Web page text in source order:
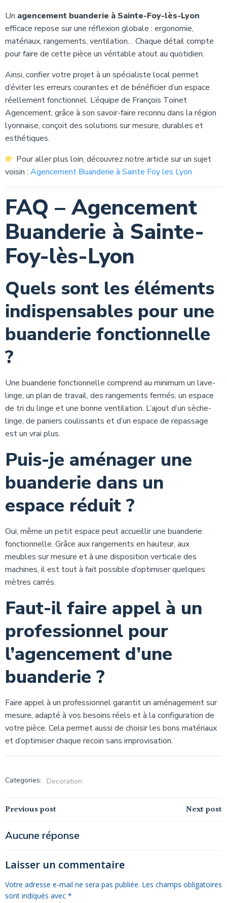
Un agencement buanderie à Sainte-Foy-lès-Lyon
efficace repose sur une réflexion globale : ergonomie,
matériaux, rangements, ventilation… Chaque détail compte
pour faire de cette pièce un véritable atout au quotidien.
Ainsi, confier votre projet à un spécialiste local permet
d’éviter les erreurs courantes et de bénéficier d’un espace
réellement fonctionnel. L’équipe de François Toinet
Agencement, grâce à son savoir-faire reconnu dans la région
lyonnaise, conçoit des solutions sur mesure, durables et
esthétiques.
Pour aller plus loin, découvrez notre article sur un sujet
voisin : Agencement Buanderie à Sainte Foy les Lyon
FAQ – Agencement
Buanderie à Sainte-
Foy-lès-Lyon
Quels sont les éléments
indispensables pour une
buanderie fonctionnelle
?
Une buanderie fonctionnelle comprend au minimum un lave-
linge, un plan de travail, des rangements fermés, un espace
de tri du linge et une bonne ventilation. L’ajout d’un sèche-
linge, de paniers coulissants et d’un espace de repassage
est un vrai plus.
Puis-je aménager une
buanderie dans un
espace réduit ?
Oui, même un petit espace peut accueillir une buanderie
fonctionnelle. Grâce aux rangements en hauteur, aux
meubles sur mesure et à une disposition verticale des
machines, il est tout à fait possible d’optimiser quelques
mètres carrés.
Faut-il faire appel à un
professionnel pour
l’agencement d’une
buanderie ?
Faire appel à un professionnel garantit un aménagement sur
mesure, adapté à vos besoins réels et à la configuration de
votre pièce. Cela permet aussi de choisir les bons matériaux
et d’optimiser chaque recoin sans improvisation.
Categories: Decoration
Navigation
de
l’article
Previous post Navigation
l’article
Next post
Aucune réponse
Laisser un commentaire
Votre adresse e-mail ne sera pas publiée. Les champs obligatoires
sont indiqués avec *